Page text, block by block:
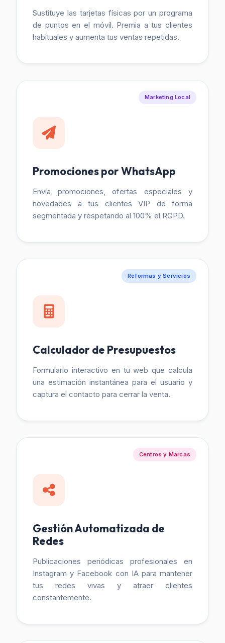
Sustituye las tarjetas físicas por un programa
de puntos en el móvil. Premia a tus clientes
habituales y aumenta tus ventas repetidas.
Marketing Local
Promociones por WhatsApp
Envía promociones, ofertas especiales y
novedades a tus clientes VIP de forma
segmentada y respetando al 100% el RGPD.
Reformas y Servicios
Calculador de Presupuestos
Formulario interactivo en tu web que calcula
una estimación instantánea para el usuario y
captura el contacto para cerrar la venta.
Centros y Marcas
Gestión Automatizada de
Redes
Publicaciones periódicas profesionales en
Instagram y Facebook con IA para mantener
tus redes vivas y atraer clientes
constantemente.